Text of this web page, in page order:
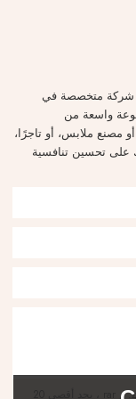
شركة متخصصة في
واسعة من
مصنع ملابس، أو تاجرًا،
على تحسين تنافسية